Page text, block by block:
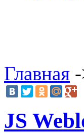
Главная
JS